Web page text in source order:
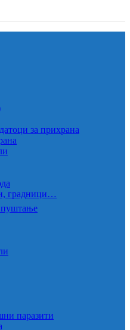
за прихрана
градници…
паразити